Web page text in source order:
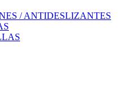
/ ANTIDESLIZANTES